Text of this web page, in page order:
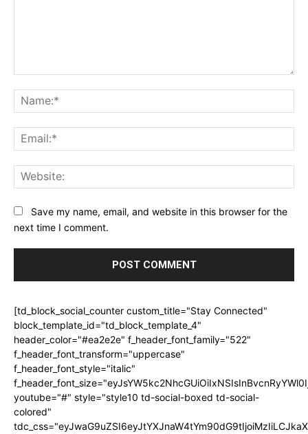
Save my name, email, and website in this browser for the
next time I comment.
[td_block_social_counter custom_title="Stay Connected"
block_template_id="td_block_template_4"
header_color="#ea2e2e" f_header_font_family="522"
f_header_font_transform="uppercase"
f_header_font_style="italic"
youtube="#" style="style10 td-social-boxed td-social-
colored"